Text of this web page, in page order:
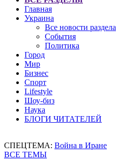
Главная
Украина
Все новости раздела
События
Политика
Город
Мир
Бизнес
Спорт
Lifestyle
Шоу-биз
Наука
БЛОГИ ЧИТАТЕЛЕЙ
СПЕЦТЕМА: Война в Иране
ВСЕ ТЕМЫ